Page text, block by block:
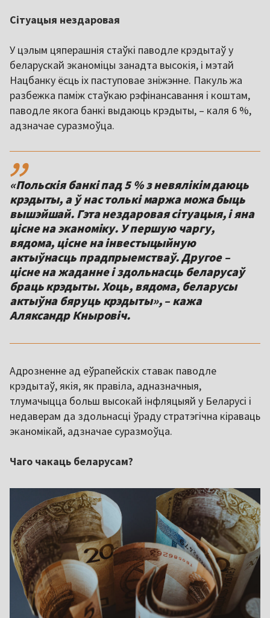
Сітуацыя нездаровая
У цэлым цяперашнія стаўкі паводле крэдытаў у
беларускай эканоміцы занадта высокія, і мэтай
Нацбанку ёсць іх паступовае зніжэнне. Пакуль жа
разбежка паміж стаўкаю рэфінансавання і коштам,
паводле якога банкі выдаюць крэдыты, – каля 6 %,
адзначае суразмоўца.
,,
«Польскія банкі пад 5 % з невялікім даюць
крэдыты, а ў нас толькі маржа можа быць
вышэйшай. Гэта нездаровая сітуацыя, і яна
цісне на эканоміку. У першую чаргу,
вядома, цісне на інвестыцыйную
актыўнасць прадпрыемстваў. Другое –
цісне на жаданне і здольнасць беларусаў
браць крэдыты. Хоць, вядома, беларусы
актыўна бяруць крэдыты», – кажа
Аляксандр Кныровіч.
Адрозненне ад еўрапейскіх ставак паводле
крэдытаў, якія, як правіла, адназначныя,
тлумачыцца больш высокай інфляцыяй у Беларусі і
недаверам да здольнасці ўраду стратэгічна кіраваць
эканомікай, адзначае суразмоўца.
Чаго чакаць беларусам?